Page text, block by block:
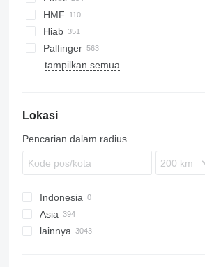
HMF
Hiab
Palfinger
tampilkan semua
Lokasi
Pencarian dalam radius
Indonesia
Asia
Jepang
lainnya